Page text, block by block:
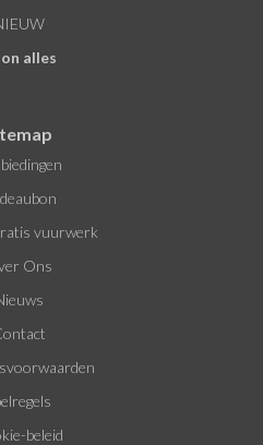
alles
vuurwerk
Ons
beleid